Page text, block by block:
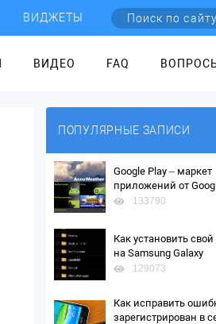
ВИДЖЕТЫ
ВИДЕО FAQ
ПОПУЛЯРНЫЕ ЗАПИСИ
Google Play – маркет
приложений от
133790
Как установить свой
на Samsung Galaxy
129073
Как исправить
зарегистрирован в